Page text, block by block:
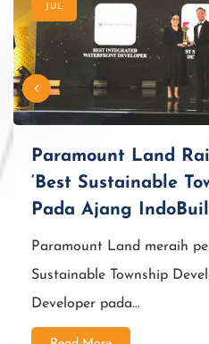
JUL
Paramount Land
‘Best Sustainable
Pada Ajang
2026
Paramount Land meraih
Sustainable Township
Developer pada…